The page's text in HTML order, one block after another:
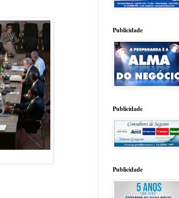
Publicidade
Publicidade
Publicidade